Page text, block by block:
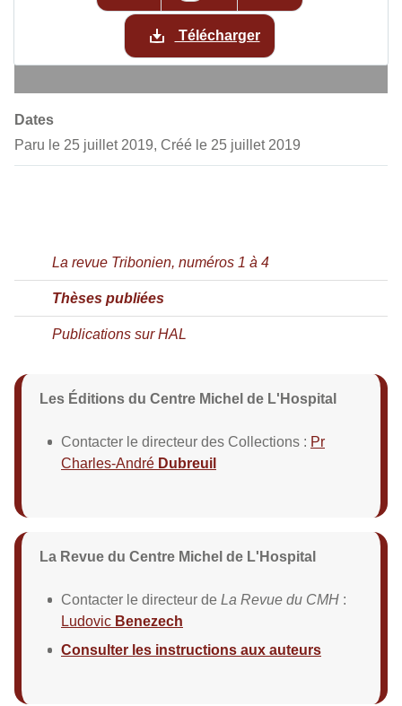
Télécharger
Dates
Paru le 25 juillet 2019, Créé le 25 juillet 2019
La revue Tribonien, numéros 1 à 4
Thèses publiées
Publications sur HAL
Les Éditions du Centre Michel de L'Hospital
Contacter le directeur des Collections : Pr
Charles-André Dubreuil
La Revue du Centre Michel de L'Hospital
Contacter le directeur de La Revue du CMH :
Ludovic Benezech
Consulter les instructions aux auteurs